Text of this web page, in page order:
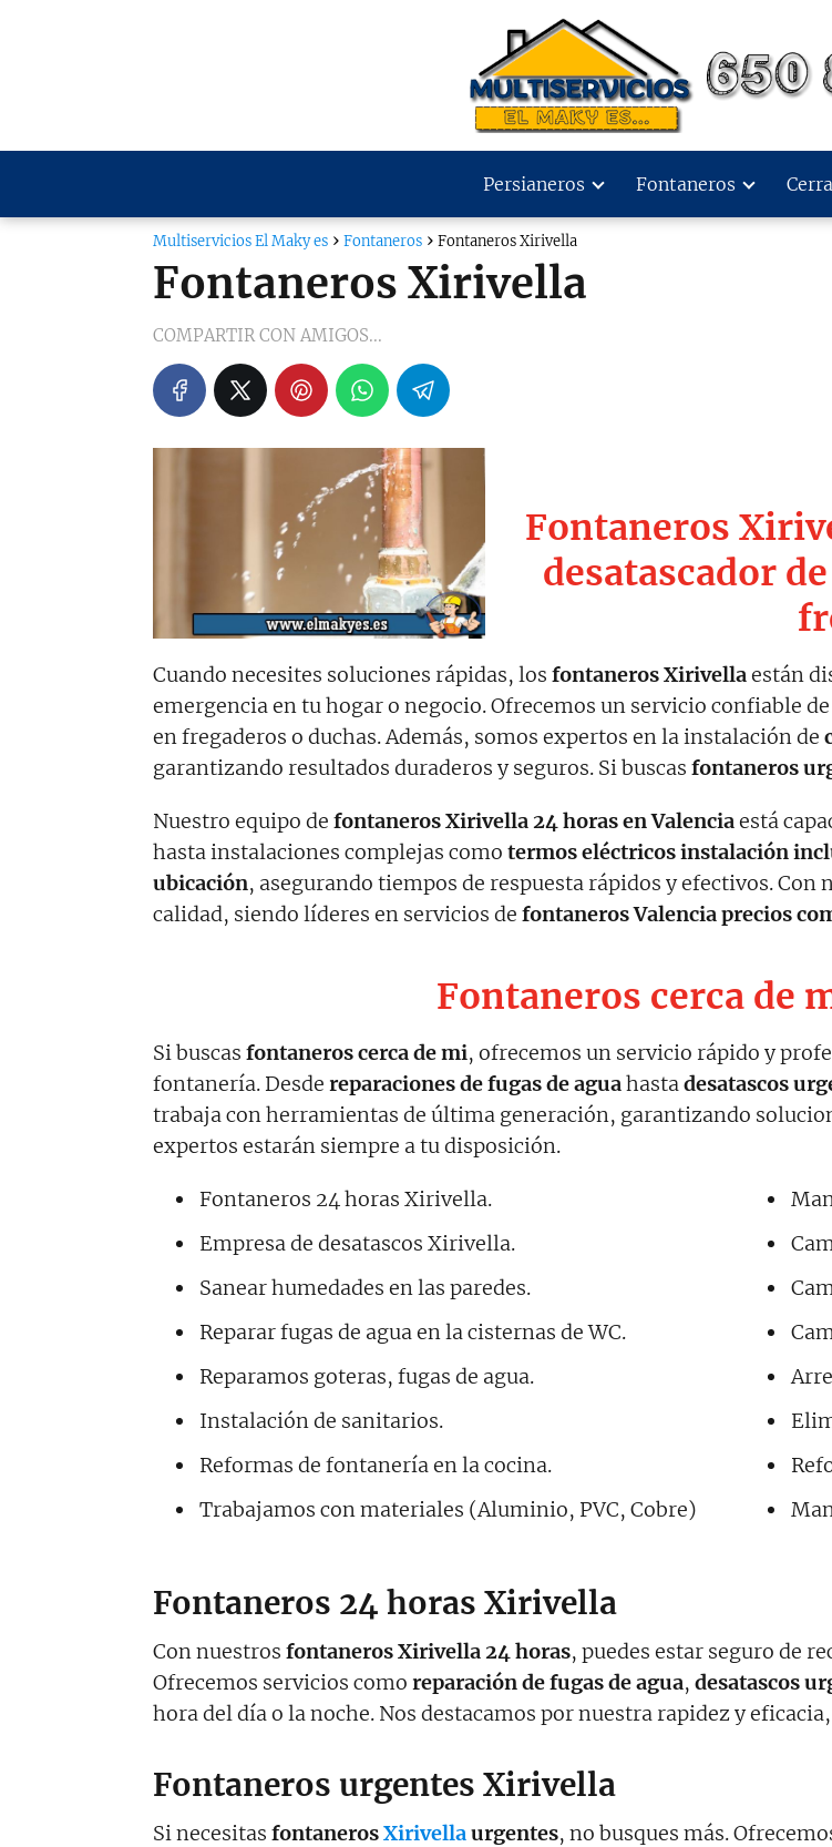
Persianeros Fontaneros
Multiservicios El Maky es Fontaneros Fontaneros Xirivella
Fontaneros Xirivella
COMPARTIR CON AMIGOS...
Fontaneros
desatascador
Cuando necesites soluciones rápidas, los fontaneros Xirivellaestán
emergencia en tu hogar o negocio. Ofrecemos un servicio confiable de
en fregaderos o duchas. Además, somos expertos en la instalación de
garantizando resultados duraderos y seguros. Si buscas fontaneros
Nuestro equipo de fontanerosXirivella24 horas en Valenciaestá
hasta instalaciones complejas como termos eléctricos instalación
ubicación, asegurando tiempos de respuesta rápidos y efectivos.
calidad, siendo líderes en servicios de fontaneros Valencia precios
Fontaneros cerca de
Si buscas fontaneros cerca de mi, ofrecemos un servicio rápido y
fontanería. Desde reparaciones de fugas de aguahastadesatascos
trabaja con herramientas de última generación, garantizando
expertos estarán siempre a tu disposición.
Fontaneros 24 horas Xirivella.
Empresa de desatascos Xirivella.
Sanear humedades en las paredes.
Reparar fugas de agua en la cisternas de WC.
Reparamos goteras, fugas de agua.
Instalación de sanitarios.
Reformas de fontanería en la cocina.
Trabajamos con materiales (Aluminio, PVC, Cobre)
Fontaneros 24 horas Xirivella
Con nuestros fontaneros Xirivella 24 horas, puedes estar seguro de
Ofrecemos servicios como reparación de fugas de agua, desatascos
hora del día o la noche. Nos destacamos por nuestra rapidez y
Fontaneros urgentes Xirivella
Si necesitas fontanerosXirivellaurgentes, no busques más.